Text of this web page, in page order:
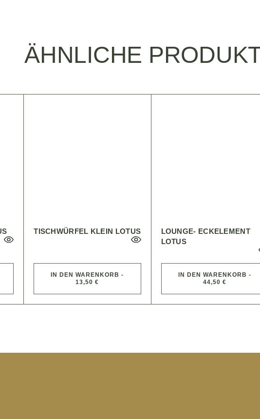
ÄHNLICHE
TISCHWÜRFEL KLEIN LOTUS
IN DEN WARENKORB -
13,50 €
LOUNGE- ECKELEMENT
LOTUS
IN DEN WARENKORB -
44,50 €